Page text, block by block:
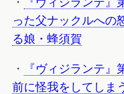
った父ナックルへの
る娘・蜂須賀
・
『ヴィジランテ』
前に怪我をしてしま